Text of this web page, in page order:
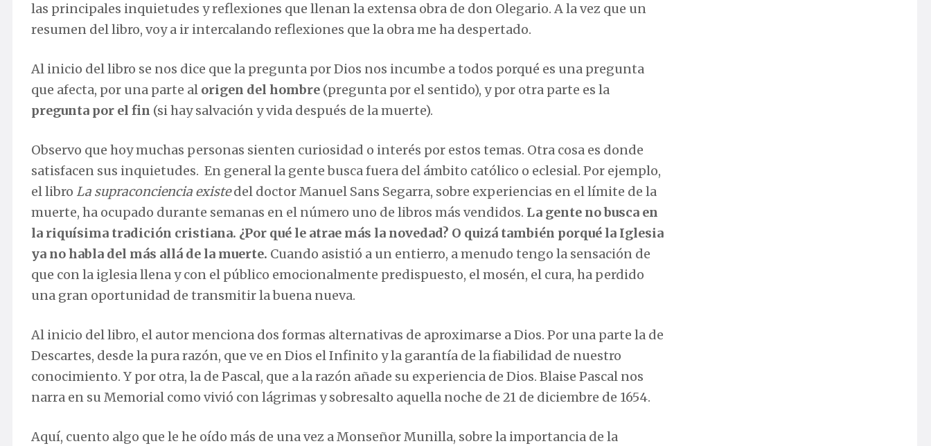
las principales inquietudes y reflexiones que llenan la extensa obra de don Olegario. A la vez que un
resumen del libro, voy a ir intercalando reflexiones que la obra me ha despertado.
Al inicio del libro se nos dice que la pregunta por Dios nos incumbe a todos porqué es una pregunta
que afecta, por una parte al origen del hombre (pregunta por el sentido), y por otra parte es la
pregunta por el fin (si hay salvación y vida después de la muerte).
Observo que hoy muchas personas sienten curiosidad o interés por estos temas. Otra cosa es donde
satisfacen sus inquietudes. En general la gente busca fuera del ámbito católico o eclesial. Por ejemplo,
el libro La supraconciencia existedel doctor Manuel Sans Segarra, sobre experiencias en el límite de la
muerte, ha ocupado durante semanas en el número uno de libros más vendidos. La gente no busca en
la riquísima tradición cristiana. ¿Por qué le atrae más la novedad? O quizá también porqué la Iglesia
ya no habla del más allá de la muerte. Cuando asistió a un entierro, a menudo tengo la sensación de
que con la iglesia llena y con el público emocionalmente predispuesto, el mosén, el cura, ha perdido
una gran oportunidad de transmitir la buena nueva.
Al inicio del libro, el autor menciona dos formas alternativas de aproximarse a Dios. Por una parte la de
Descartes, desde la pura razón, que ve en Dios el Infinito y la garantía de la fiabilidad de nuestro
conocimiento. Y por otra, la de Pascal, que a la razón añade su experiencia de Dios. Blaise Pascal nos
narra en su Memorial como vivió con lágrimas y sobresalto aquella noche de 21 de diciembre de 1654.
Aquí, cuento algo que le he oído más de una vez a Monseñor Munilla, sobre la importancia de la